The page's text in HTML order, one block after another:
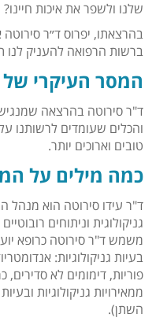
שלנו ולשפר את איכות חיינו?
בהרצאתו, יפרוס ד״ר
ברשות הרפואה להעניק לנו
המסר העיקרי
ד"ר סירוטה בהרצאה
והכלים שעומדים לרשותנו
טובים וארוכים יותר.
כמה מילים על
ד"ר עידו סירוטה הוא מנהל
גניקולוגית וניתוחים
משמש ד"ר סירוטה כרופא
בעיות גניקולוגיות:
פוריות, דימומים לא
ממאירויות גניקולוגיות
השתן).